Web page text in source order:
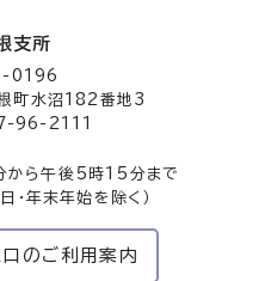
支所
0196
町水沼182番地3
96-2111
から午後5時15分まで
・年末年始を除く）
のご利用案内